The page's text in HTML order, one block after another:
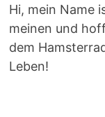
Hi, mein Name
meinen und
dem
Leben!